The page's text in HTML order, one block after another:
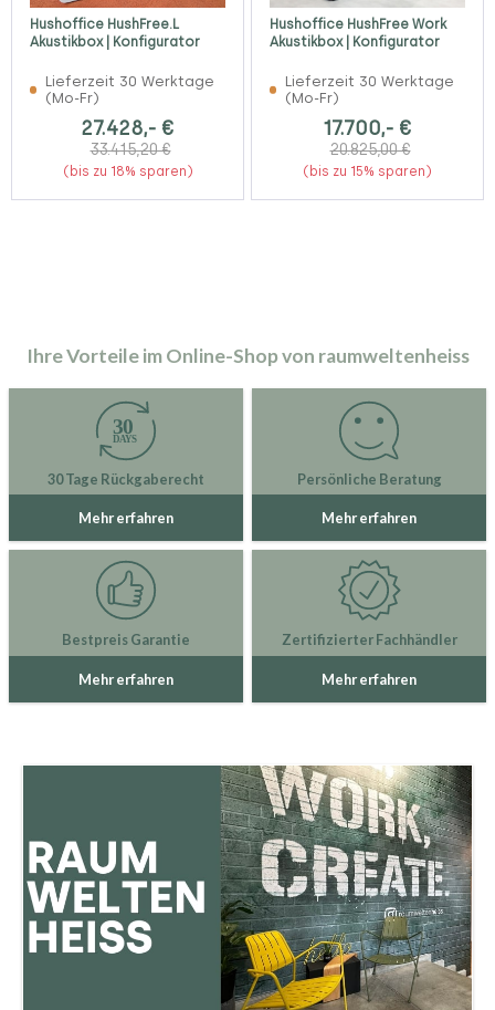
Hushoffice HushFree.L
Akustikbox | Konfigurator
Lieferzeit 30 Werktage
(Mo-Fr)
27.428,- €
33.415,20 €
(bis zu 18% sparen)
Hushoffice HushFree Work
Akustikbox | Konfigurator
Lieferzeit 30 Werktage
(Mo-Fr)
17.700,- €
20.825,00 €
(bis zu 15% sparen)
Ihre Vorteile im Online-Shop von raumweltenheiss
30 Tage Rückgaberecht
Mehr erfahren
Persönliche Beratung
Mehr erfahren
Bestpreis Garantie
Mehr erfahren
Zertifizierter Fachhändler
Mehr erfahren